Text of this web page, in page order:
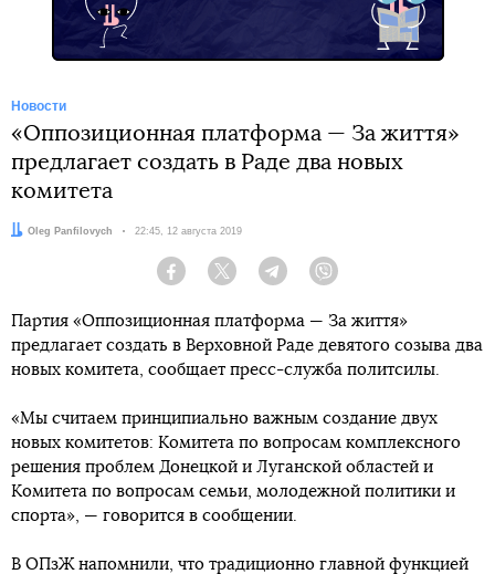
Новости
«Оппозиционная платформа — За життя»
предлагает создать в Раде два новых
комитета
Автор:
Oleg Panfilovych Дата:
22:45, 12 августа 2019
Facebook Twitter Telegram
Партия «Оппозиционная платформа — За життя»
предлагает создать в Верховной Раде девятого созыва два
новых комитета, сообщает пресс-служба политсилы.
«Мы считаем принципиально важным создание двух
новых комитетов: Комитета по вопросам комплексного
решения проблем Донецкой и Луганской областей и
Комитета по вопросам семьи, молодежной политики и
спорта», — говорится в сообщении.
В ОПзЖ напомнили, что традиционно главной функцией